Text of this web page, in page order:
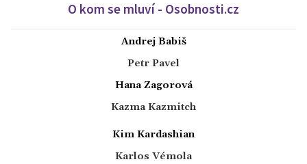
O kom se mluví - Osobnosti.cz
Andrej Babiš
Petr Pavel
Hana Zagorová
Kazma Kazmitch
Kim Kardashian
Karlos Vémola